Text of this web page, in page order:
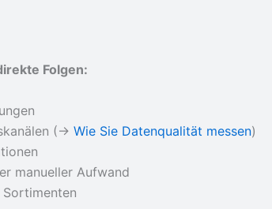
Folgen:
(→Wie Sie Datenqualität messen)
manueller Aufwand